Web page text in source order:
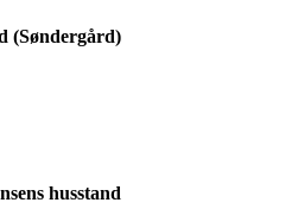
(Søndergård)
husstand